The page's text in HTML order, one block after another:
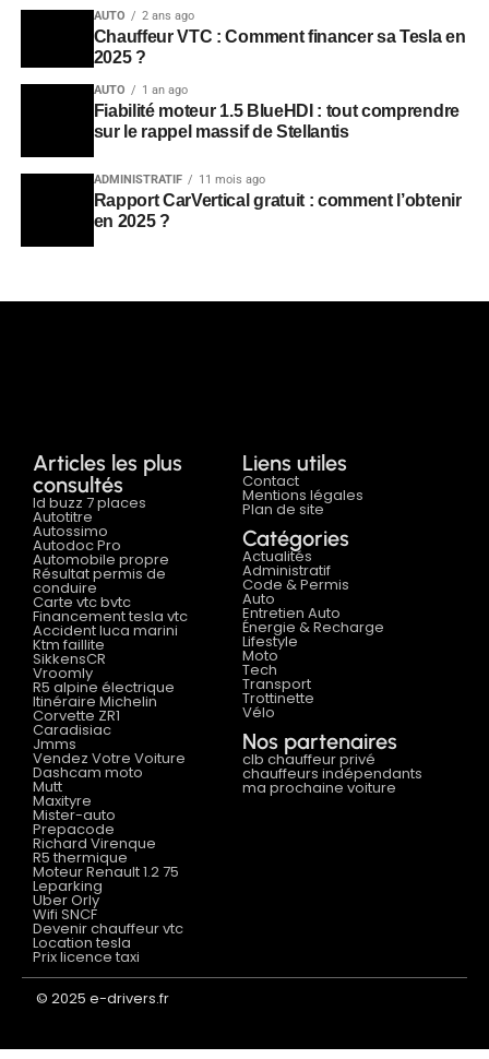
AUTO 2 ans ago
Chauffeur VTC : Comment financer sa Tesla en
2025 ?
AUTO 1 an ago
Fiabilité moteur 1.5 BlueHDI : tout comprendre
sur le rappel massif de Stellantis
ADMINISTRATIF 11 mois ago
Rapport CarVertical gratuit : comment l’obtenir
en 2025 ?
Articles les plus
consultés
Id buzz 7 places
Autotitre
Autossimo
Autodoc Pro
Automobile propre
Résultat permis de
conduire
Carte vtc bvtc
Financement tesla vtc
Accident luca marini
Ktm faillite
SikkensCR
Vroomly
R5 alpine électrique
Itinéraire Michelin
Corvette ZR1
Caradisiac
Jmms
Vendez Votre Voiture
Dashcam moto
Mutt
Maxityre
Mister-auto
Prepacode
Richard Virenque
R5 thermique
Moteur Renault 1.2 75
Leparking
Uber Orly
Wifi SNCF
Devenir chauffeur vtc
Location tesla
Prix licence taxi
Liens utiles
Contact
Mentions légales
Plan de site
Catégories
Actualités
Administratif
Code & Permis
Auto
Entretien Auto
Énergie & Recharge
Lifestyle
Moto
Tech
Transport
Trottinette
Vélo
Nos partenaires
clb chauffeur privé
chauffeurs indépendants
ma prochaine voiture
© 2025 e-drivers.fr